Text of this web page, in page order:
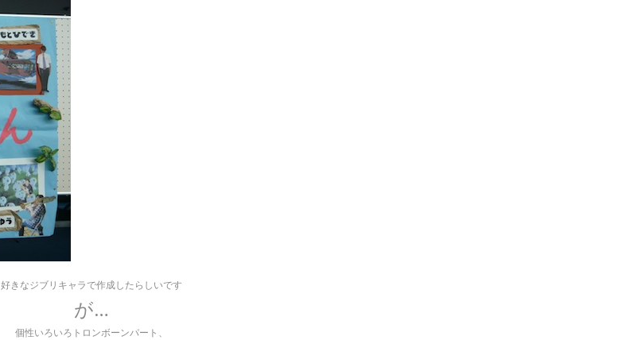
好きなジブリキャラで作成したらしいです
が…
個性いろいろトロンボーンパート、